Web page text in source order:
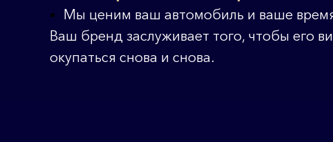
Мы ценим ваш автомобиль и ваше
Ваш бренд заслуживает того, чтобы его
окупаться снова и снова.